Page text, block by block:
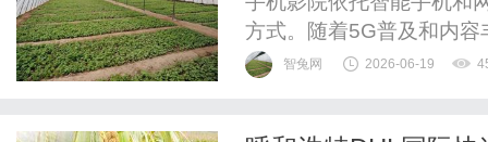
方式。随着5G普及和内
验，推动娱乐新趋势。
智兔网 2026-06-19